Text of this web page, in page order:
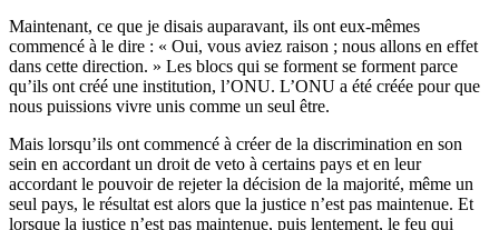
Maintenant, ce que je disais auparavant, ils ont eux-mêmes
commencé à le dire : « Oui, vous aviez raison ; nous allons en effet
dans cette direction. » Les blocs qui se forment se forment parce
qu’ils ont créé une institution, l’ONU. L’ONU a été créée pour que
nous puissions vivre unis comme un seul être.
Mais lorsqu’ils ont commencé à créer de la discrimination en son
sein en accordant un droit de veto à certains pays et en leur
accordant le pouvoir de rejeter la décision de la majorité, même un
seul pays, le résultat est alors que la justice n’est pas maintenue. Et
lorsque la justice n’est pas maintenue, puis lentement, le feu qui